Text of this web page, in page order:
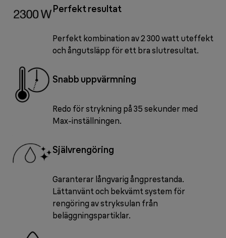
Perfekt resultat
Perfekt kombination av 2 300 watt uteffekt
och ångutsläpp för ett bra slutresultat.
Snabb uppvärmning
Redo för strykning på 35 sekunder med
Max-inställningen.
Självrengöring
Garanterar långvarig ångprestanda.
Lättanvänt och bekvämt system för
rengöring av stryksulan från
beläggningspartiklar.